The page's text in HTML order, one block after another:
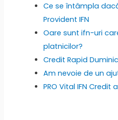
Ce se întâmpla
Provident IFN
Oare sunt ifn-uri
platnicilor?
Credit Rapid
Am nevoie de un
PRO Vital IFN